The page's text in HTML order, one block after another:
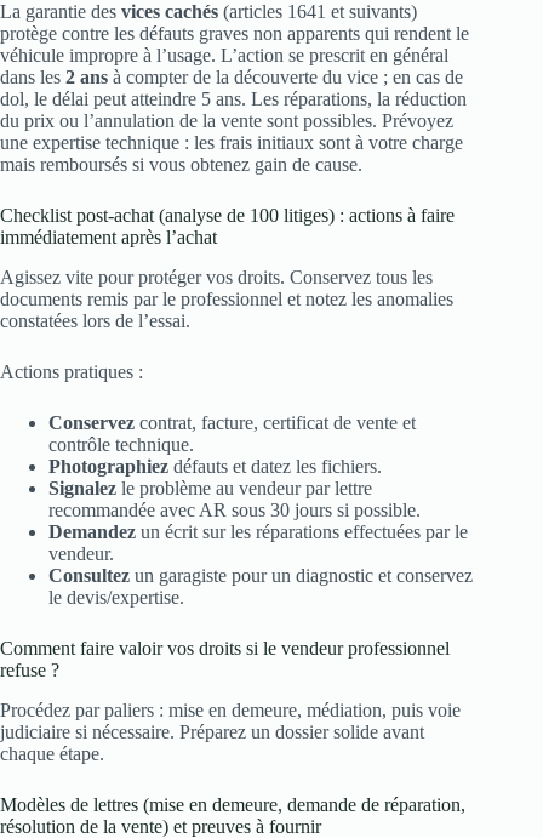
La garantie des vices cachés (articles 1641 et suivants)
protège contre les défauts graves non apparents qui rendent le
véhicule impropre à l’usage. L’action se prescrit en général
dans les 2 ans à compter de la découverte du vice ; en cas de
dol, le délai peut atteindre 5 ans. Les réparations, la réduction
du prix ou l’annulation de la vente sont possibles. Prévoyez
une expertise technique : les frais initiaux sont à votre charge
mais remboursés si vous obtenez gain de cause.
Checklist post‑achat (analyse de 100 litiges) : actions à faire
immédiatement après l’achat
Agissez vite pour protéger vos droits. Conservez tous les
documents remis par le professionnel et notez les anomalies
constatées lors de l’essai.
Actions pratiques :
Conservez contrat, facture, certificat de vente et
contrôle technique.
Photographiez défauts et datez les fichiers.
Signalez le problème au vendeur par lettre
recommandée avec AR sous 30 jours si possible.
Demandez un écrit sur les réparations effectuées par le
vendeur.
Consultez un garagiste pour un diagnostic et conservez
le devis/expertise.
Comment faire valoir vos droits si le vendeur professionnel
refuse ?
Procédez par paliers : mise en demeure, médiation, puis voie
judiciaire si nécessaire. Préparez un dossier solide avant
chaque étape.
Modèles de lettres (mise en demeure, demande de réparation,
résolution de la vente) et preuves à fournir